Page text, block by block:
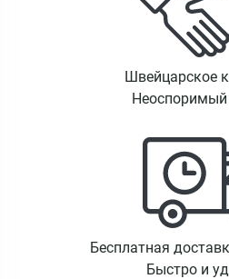
Швейцарское
Неоспоримый
Бесплатная
Быстро и